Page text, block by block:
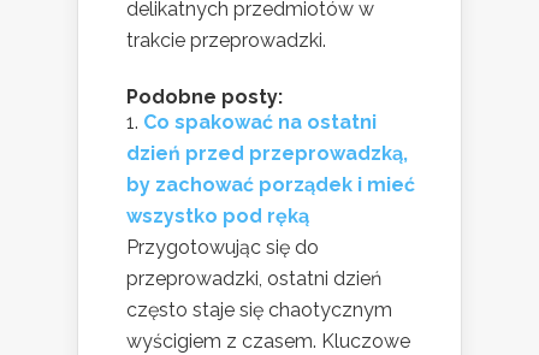
delikatnych przedmiotów w
trakcie przeprowadzki.
Podobne posty:
Co spakować na ostatni
dzień przed przeprowadzką,
by zachować porządek i mieć
wszystko pod ręką
Przygotowując się do
przeprowadzki, ostatni dzień
często staje się chaotycznym
wyścigiem z czasem. Kluczowe